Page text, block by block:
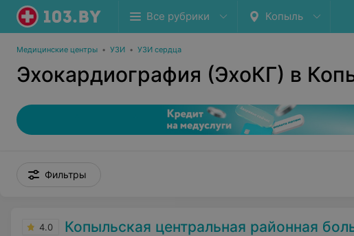
Все рубрики Копыль
Медицинские центры • УЗИ • УЗИ сердца
Эхокардиография (ЭхоКГ) в
Фильтры
4.0 Копыльская центральная районная